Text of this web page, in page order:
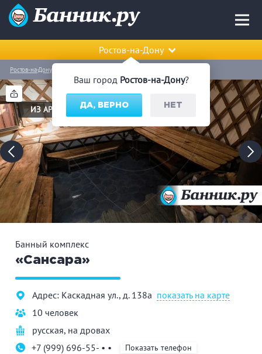
Ваш город Ростов-на-Дону?
ДА, ВЕРНО НЕТ
Ростов-на-Дону
ИЗ АРХИВА
Ростов-на-Дону
Банный комплекс
«Сансара»
Адрес: Каскадная ул., д. 138а показать на карте
10 человек
русская, на дровах
+7 (999) 696-55- • •
Показать телефон